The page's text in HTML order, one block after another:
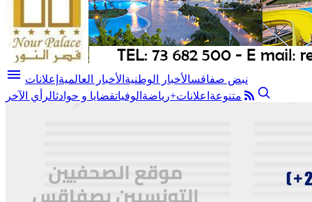
menu نبض صفاقسالأخبار الوطنية الأخبار العالمية إعلانات
متنوعة اعلانات+رياضة الوفياتقضايا و حوادثالرأي الآخر